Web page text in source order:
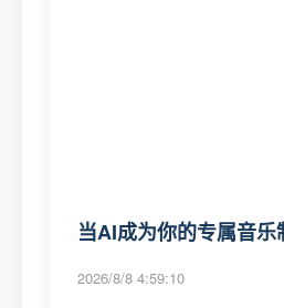
当AI成为你的专属音
2026/8/8 4:59:10